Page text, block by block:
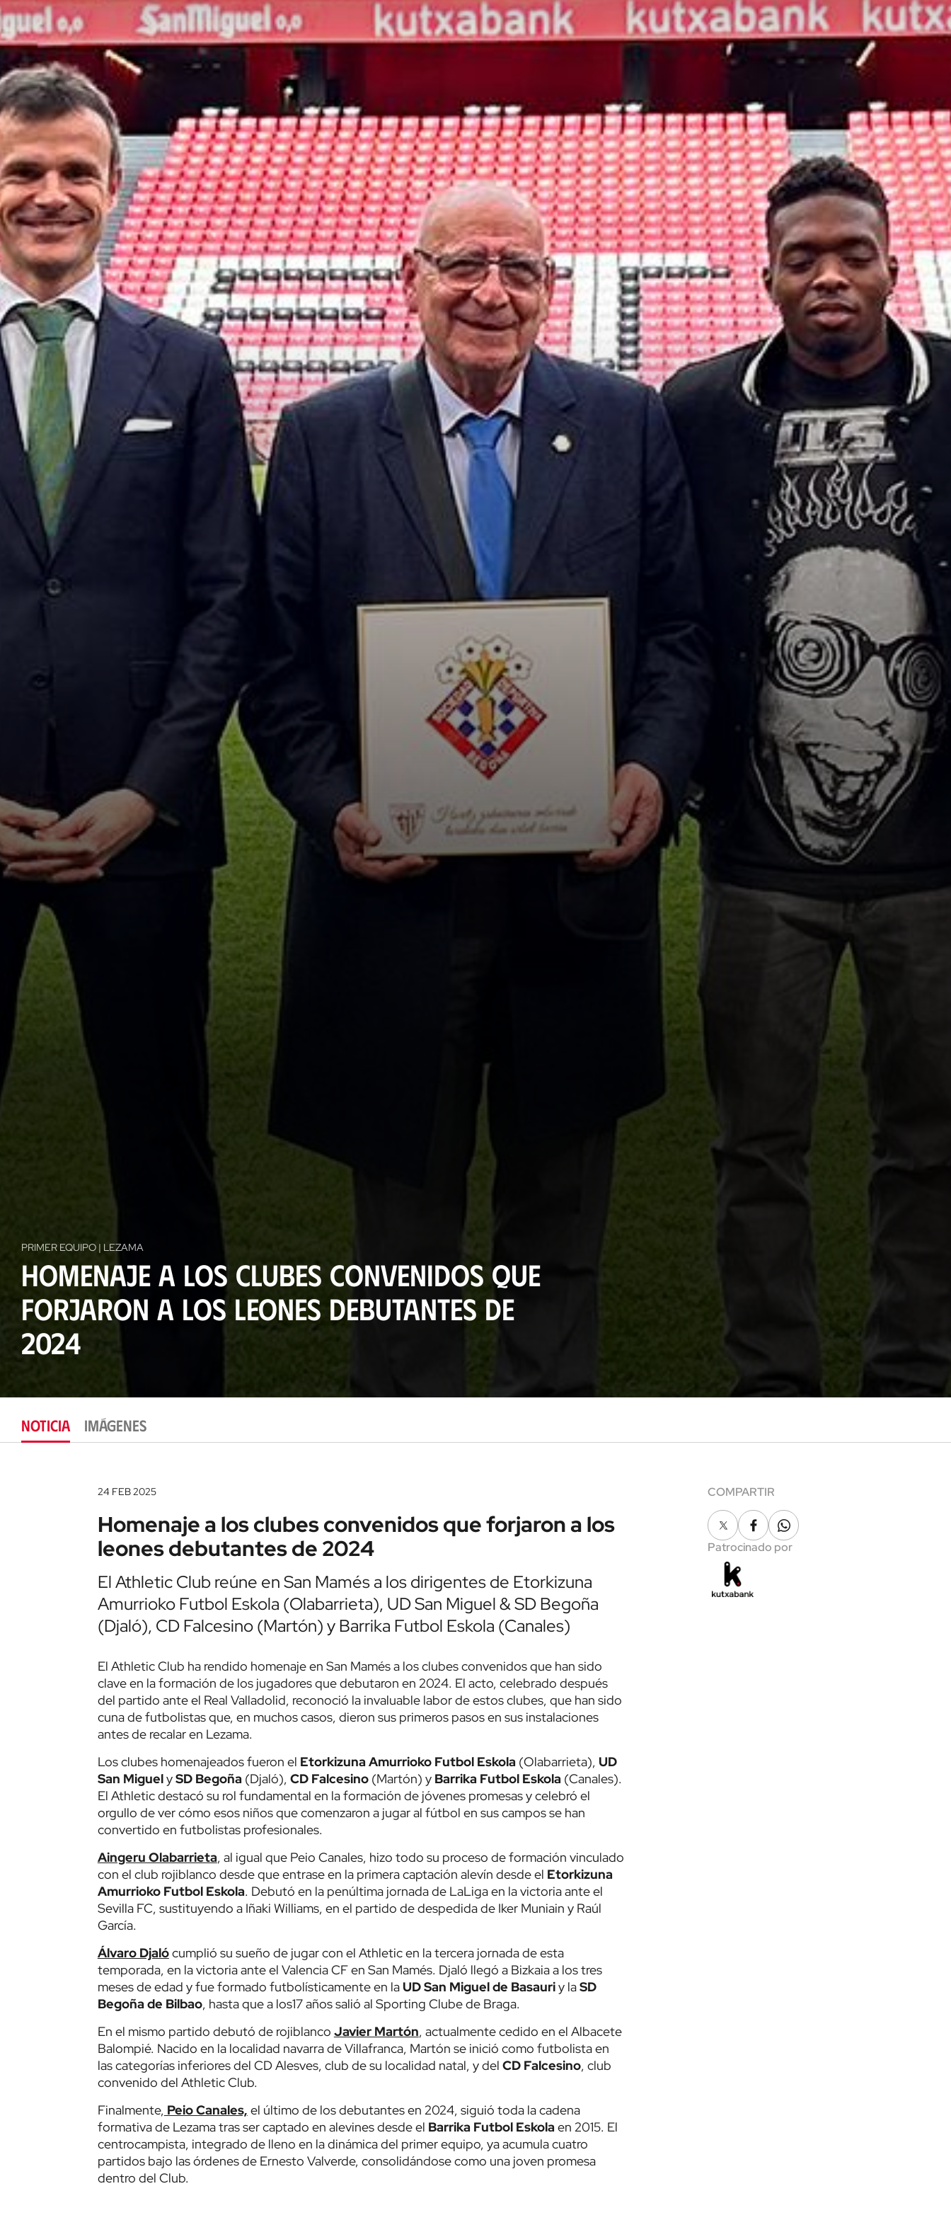
PRIMER EQUIPO | LEZAMA
Homenaje a los clubes convenidos que
forjaron a los leones debutantes de
2024
NOTICIA IMÁGENES
24 FEB 2025
Homenaje a los clubes convenidos que forjaron a los
leones debutantes de 2024
El Athletic Club reúne en San Mamés a los dirigentes de Etorkizuna
Amurrioko Futbol Eskola (Olabarrieta), UD San Miguel & SD Begoña
(Djaló), CD Falcesino (Martón) y Barrika Futbol Eskola (Canales)
El Athletic Club ha rendido homenaje en San Mamés a los clubes convenidos que han sido
clave en la formación de los jugadores que debutaron en 2024. El acto, celebrado después
del partido ante el Real Valladolid, reconoció la invaluable labor de estos clubes, que han sido
cuna de futbolistas que, en muchos casos, dieron sus primeros pasos en sus instalaciones
antes de recalar en Lezama.
Los clubes homenajeados fueron el Etorkizuna Amurrioko Futbol Eskola (Olabarrieta), UD
San MiguelySD Begoña (Djaló), CD Falcesino (Martón) y Barrika Futbol Eskola (Canales).
El Athletic destacó su rol fundamental en la formación de jóvenes promesas y celebró el
orgullo de ver cómo esos niños que comenzaron a jugar al fútbol en sus campos se han
convertido en futbolistas profesionales.
Aingeru Olabarrieta, al igual que Peio Canales, hizo todo su proceso de formación vinculado
con el club rojiblanco desde que entrase en la primera captación alevín desde el Etorkizuna
Amurrioko Futbol Eskola. Debutó en la penúltima jornada de LaLiga en la victoria ante el
Sevilla FC, sustituyendo a Iñaki Williams, en el partido de despedida de Iker Muniain y Raúl
García.
Álvaro Djalócumplió su sueño de jugar con el Athletic en la tercera jornada de esta
temporada, en la victoria ante el Valencia CF en San Mamés. Djaló llegó a Bizkaia a los tres
meses de edad y fue formado futbolísticamente en la UD San Miguel de Basauriy laSD
Begoña de Bilbao, hasta que a los17 años salió al Sporting Clube de Braga.
En el mismo partido debutó de rojiblanco Javier Martón, actualmente cedido en el Albacete
Balompié. Nacido en la localidad navarra de Villafranca, Martón se inició como futbolista en
las categorías inferiores del CD Alesves, club de su localidad natal, y del CD Falcesino, club
convenido del Athletic Club.
Finalmente, Peio Canales, el último de los debutantes en 2024, siguió toda la cadena
formativa de Lezama tras ser captado en alevines desde el Barrika Futbol Eskola en 2015. El
centrocampista, integrado de lleno en la dinámica del primer equipo, ya acumula cuatro
partidos bajo las órdenes de Ernesto Valverde, consolidándose como una joven promesa
dentro del Club.
COMPARTIR
X FacebookWhatsapp
Patrocinado por